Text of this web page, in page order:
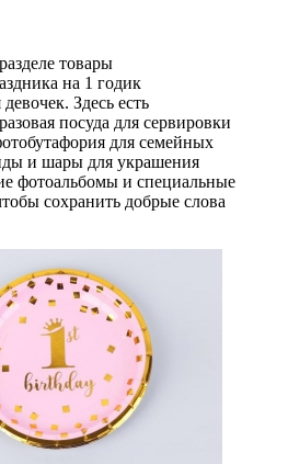
товары
на 1 годик
Здесь есть
посуда для сервировки
для семейных
и шары для украшения
фотоальбомы и специальные
сохранить добрые слова